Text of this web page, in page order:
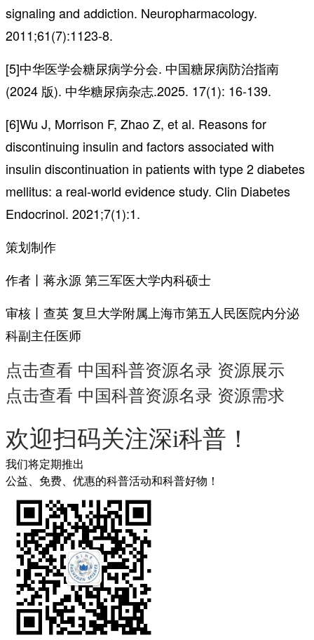
signaling and addiction. Neuropharmacology.
2011;61(7):1123-8.
[5]中华医学会糖尿病学分会. 中国糖尿病防治指南
(2024 版). 中华糖尿病杂志.2025. 17(1): 16-139.
[6]Wu J, Morrison F, Zhao Z, et al. Reasons for
discontinuing insulin and factors associated with
insulin discontinuation in patients with type 2 diabetes
mellitus: a real-world evidence study. Clin Diabetes
Endocrinol. 2021;7(1):1.
策划制作
作者丨蒋永源 第三军医大学内科硕士
审核丨查英 复旦大学附属上海市第五人民医院内分泌
科副主任医师
点击查看 中国科普资源名录 资源展示
点击查看 中国科普资源名录 资源需求
欢迎扫码关注深i科普！
我们将定期推出
公益、免费、优惠的科普活动和科普好物！